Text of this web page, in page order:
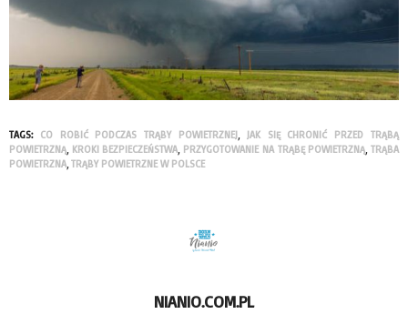
TAGS: CO ROBIĆ PODCZAS TRĄBY POWIETRZNEJ, JAK SIĘ CHRONIĆ PRZED TRĄBĄ
POWIETRZNĄ, KROKI BEZPIECZEŃSTWA, PRZYGOTOWANIE NA TRĄBĘ POWIETRZNĄ,TRĄBA
POWIETRZNA,TRĄBY POWIETRZNE W POLSCE
NIANIO.COM.PL